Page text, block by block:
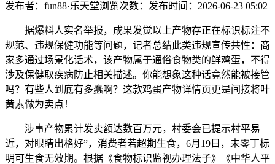
发布者： fun88·乐天堂浏览次数： 发布时间： 2026-06-23 05:02
据爆料人实名举报，成果发觉以上产物存正在标识标注不
规范、违规保健功能等问题，记者总结此类违规宣传共性：商
家多通过场景化话术，该产物属于通俗食物类的鲜鸡蛋，不得
涉及保健取疾病防止相关描述。你能想象这种话竟然能被接管
吗？有些人到底有多蠢啊？这款鸡蛋产物详情页更是间接将叶
黄素做为卖点！
涉事产物累计发卖额达数百万元，村委会已提示村平易
近，对眼睛出格好”，消费者若超期生食，6月19日，未零丁标
明可生食无效期。根据《食物标识监视办理法子》《中华人平